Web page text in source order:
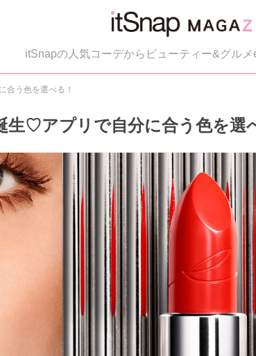
itSnapの人気コーデからビューティー&グル
合う色を選べる！
生♡アプリで自分に合う色を選